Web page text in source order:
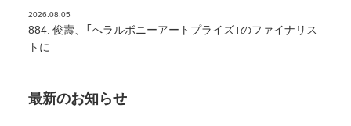
2026.08.05
884. 俊壽、「へラルボニーアートプライズ」のファイナリス
トに
最新のお知らせ